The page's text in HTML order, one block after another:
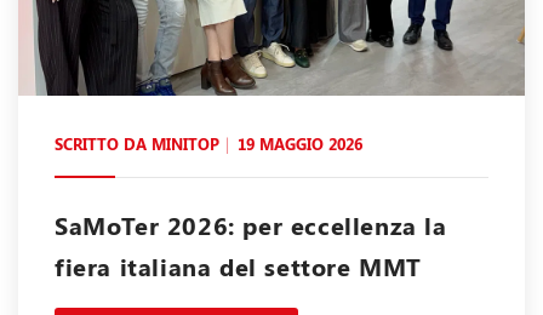
SCRITTO DA MINITOP 19 MAGGIO 2026
SaMoTer 2026: per eccellenza la
fiera italiana del settore MMT